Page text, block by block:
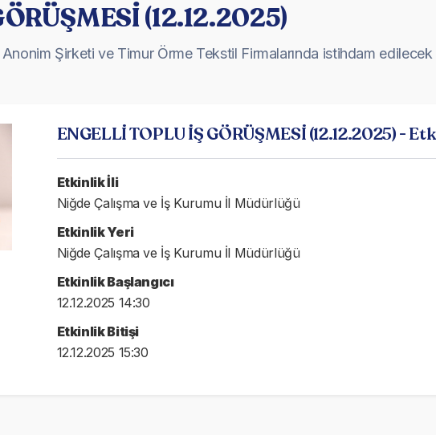
(12.12.2025)
Şirketi ve Timur Örme Tekstil Firmalarında istihdam
ENGELLİ TOPLU İŞ GÖRÜŞMESİ (12.12.2025) -
Etkinlik İli
Niğde Çalışma ve İş Kurumu İl Müdürlüğü
Etkinlik Yeri
Niğde Çalışma ve İş Kurumu İl Müdürlüğü
Etkinlik Başlangıcı
12.12.2025 14:30
Etkinlik Bitişi
12.12.2025 15:30